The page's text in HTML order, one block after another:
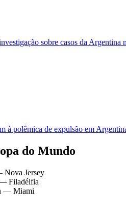
sobre casos da Argentina
à polêmica de expulsão em
do Mundo
Jersey
Filadélfia
— Miami